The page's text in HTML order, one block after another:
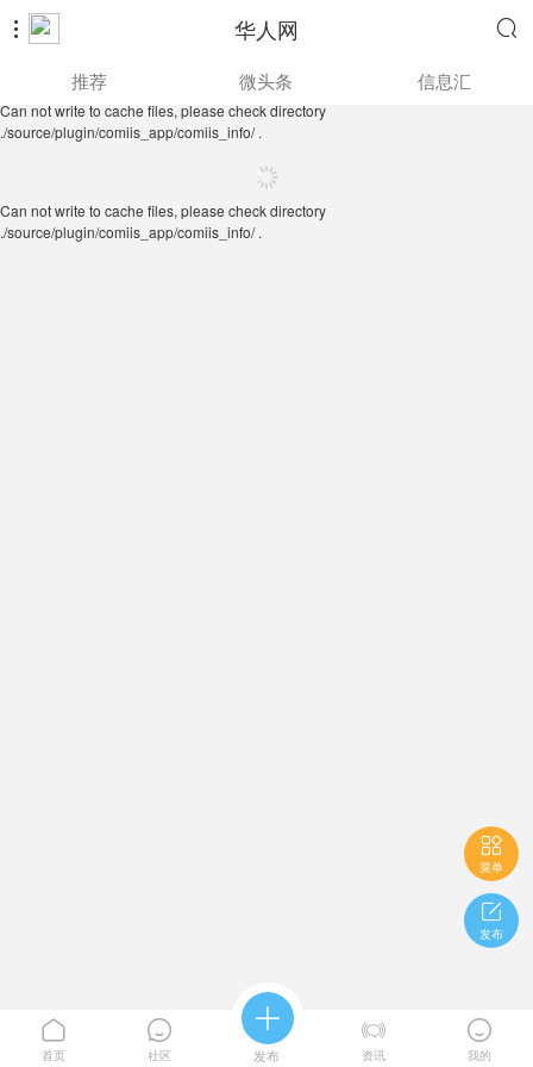
 华人网 
./source/plugin/comiis_app/comiis_info/ .
推荐 微头条 信息汇
Can not write to cache files, please check directory
./source/plugin/comiis_app/comiis_info/ .

菜单

发布

首页

社区

发布

资讯

我的
Can not write to cache files, please check directory
./source/plugin/comiis_app/comiis_info/ .